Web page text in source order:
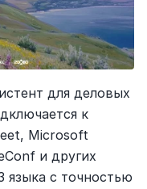
для деловых
к
Microsoft
и других
языка с точностью